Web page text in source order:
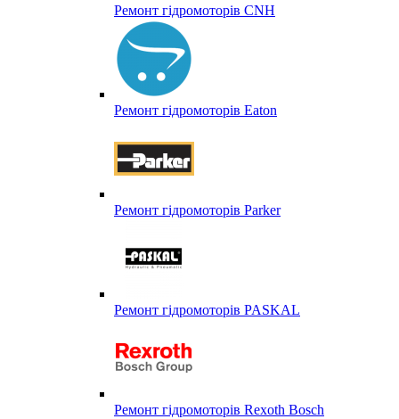
Ремонт гідромоторів CNH
Ремонт гідромоторів Eaton
Ремонт гідромоторів Parker
Ремонт гідромоторів PASKAL
Ремонт гідромоторів Rexoth Bosch